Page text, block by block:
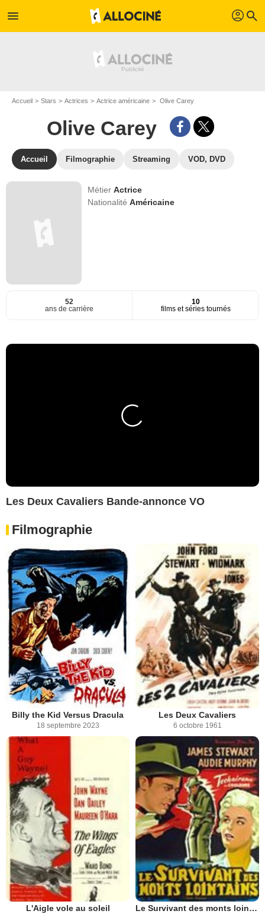
menu profil search
Accueil Stars Actrices Actrice américaine Olive Carey
Olive Carey
Accueil Filmographie Streaming VOD, DVD
MétierActrice
NationalitéAméricaine
52
ans de carrière
10
films et séries tournés
Les Deux Cavaliers Bande-annonce VO
Filmographie
Billy the Kid Versus Dracula
18 septembre 2023
Les Deux Cavaliers
6 octobre 1961
L'Aigle vole au soleil Le Survivant des monts lointains